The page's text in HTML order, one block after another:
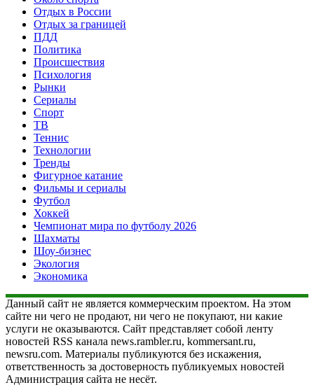
Отдых в России
Отдых за границей
ПДД
Политика
Происшествия
Психология
Рынки
Сериалы
Спорт
ТВ
Теннис
Технологии
Тренды
Фигурное катание
Фильмы и сериалы
Футбол
Хоккей
Чемпионат мира по футболу 2026
Шахматы
Шоу-бизнес
Экология
Экономика
Данный сайт не является коммерческим проектом. На этом
сайте ни чего не продают, ни чего не покупают, ни какие
услуги не оказываются. Сайт представляет собой ленту
новостей RSS канала news.rambler.ru, kommersant.ru,
newsru.com. Материалы публикуются без искажения,
ответственность за достоверность публикуемых новостей
Администрация сайта не несёт.